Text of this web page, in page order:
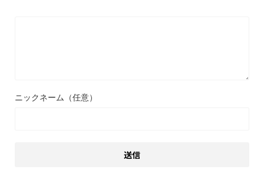
ニックネーム（任意）